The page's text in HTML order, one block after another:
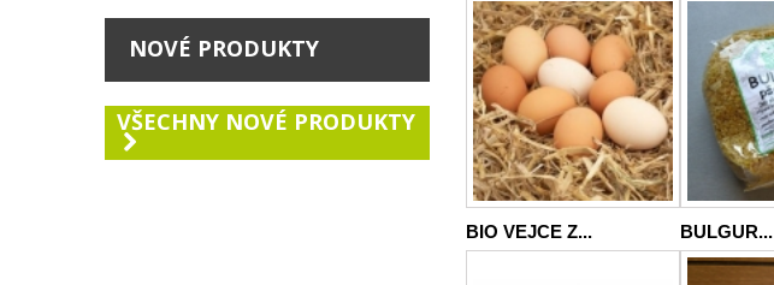
NOVÉ PRODUKTY
VŠECHNY NOVÉ PRODUKTY
BIO VEJCE Z... BULGUR...